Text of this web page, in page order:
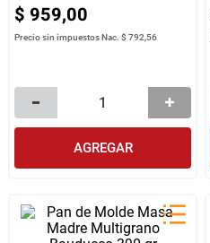
$ 959,00
Precio sin impuestos Nac.$ 792,56
AGREGAR